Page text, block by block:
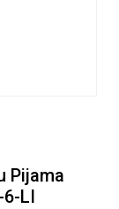
Pijama
6-LI